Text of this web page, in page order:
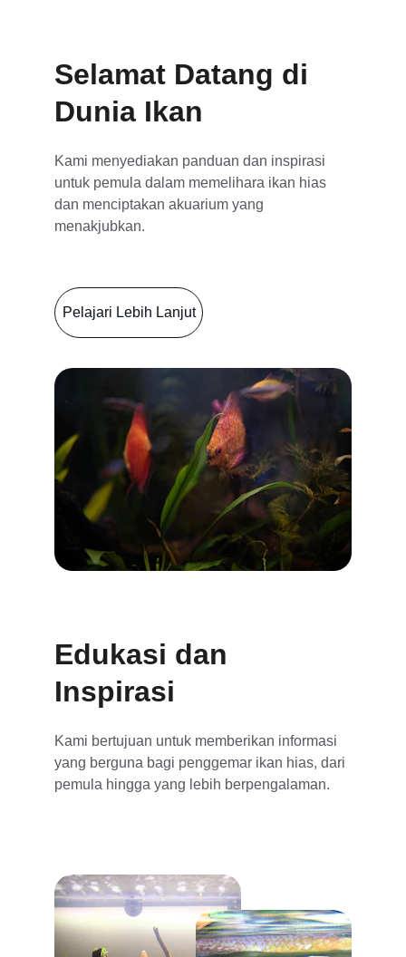
Selamat Datang di
Dunia Ikan
Kami menyediakan panduan dan inspirasi
untuk pemula dalam memelihara ikan hias
dan menciptakan akuarium yang
menakjubkan.
Pelajari Lebih Lanjut
Edukasi dan
Inspirasi
Kami bertujuan untuk memberikan informasi
yang berguna bagi penggemar ikan hias, dari
pemula hingga yang lebih berpengalaman.